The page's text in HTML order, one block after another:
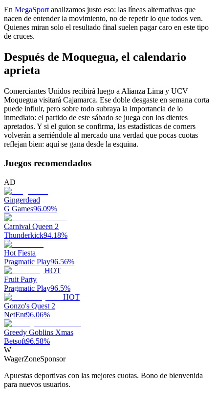
En MegaSportanalizamos justo eso: las líneas alternativas que
nacen de entender la movimiento, no de repetir lo que todos ven.
Quienes miran solo el resultado final suelen pagar caro en este tipo
de cruces.
Después de Moquegua, el calendario
aprieta
Comerciantes Unidos recibirá luego a Alianza Lima y UCV
Moquegua visitará Cajamarca. Ese doble desgaste en semana corta
puede influir, pero sobre todo subraya la importancia de lo
inmediato: el partido de este sábado se juega con los dientes
apretados. Y si el guion se confirma, las estadísticas de corners
volverán a serriéndole al mercado una verdad que pocas cuotas
reflejan bien: aquí se gana desde la esquina.
Juegos recomendados
AD
Gingerdead
G Games96.09%
Carnival Queen 2
Thunderkick94.18%
Hot Fiesta
Pragmatic Play96.56%
HOT
Fruit Party
Pragmatic Play96.5%
HOT
Gonzo's Quest 2
NetEnt96.06%
Greedy Goblins Xmas
Betsoft96.58%
W
WagerZoneSponsor
Apuestas deportivas con las mejores cuotas. Bono de bienvenida
para nuevos usuarios.